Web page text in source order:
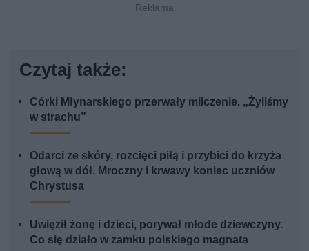
Czytaj także:
Córki Młynarskiego przerwały milczenie. „Żyliśmy
w strachu”
Odarci ze skóry, rozcięci piłą i przybici do krzyża
głową w dół. Mroczny i krwawy koniec uczniów
Chrystusa
Uwięził żonę i dzieci, porywał młode dziewczyny.
Co się działo w zamku polskiego magnata